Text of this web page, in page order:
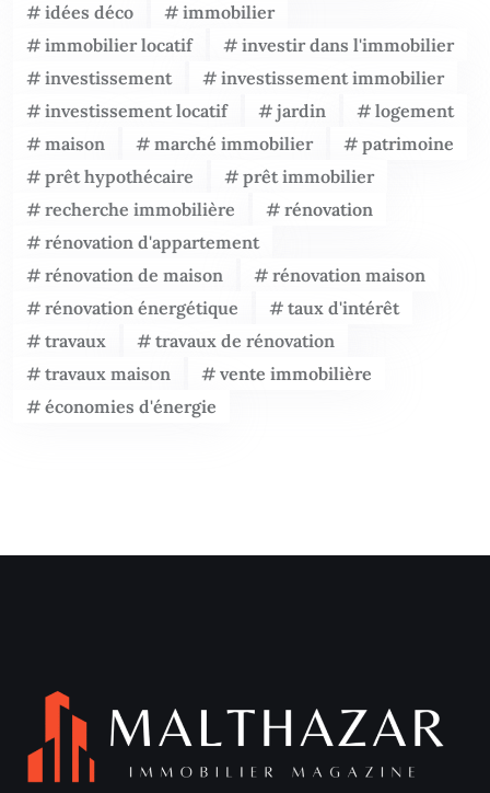
idées déco
immobilier
immobilier locatif
investir dans l'immobilier
investissement
investissement immobilier
investissement locatif
jardin
logement
maison
marché immobilier
patrimoine
prêt hypothécaire
prêt immobilier
recherche immobilière
rénovation
rénovation d'appartement
rénovation de maison
rénovation maison
rénovation énergétique
taux d'intérêt
travaux
travaux de rénovation
travaux maison
vente immobilière
économies d'énergie